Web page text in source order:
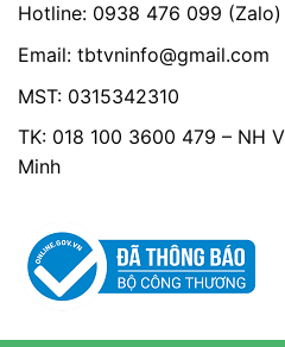
Hotline: 0938 476 099 (Zalo)
Email: tbtvninfo@gmail.com
MST: 0315342310
TK: 018 100 3600 479 – NH
Minh